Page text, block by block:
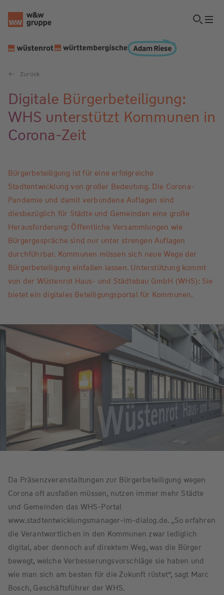
Zurück
Digitale Bürgerbeteiligung:
WHS unterstützt Kommunen in
Corona-Zeit
Bürgerbeteiligung ist für eine erfolgreiche
Stadtentwicklung von großer Bedeutung. Die Corona-
Pandemie und damit verbundene Auflagen sind
diesbezüglich für Städte und Gemeinden eine große
Herausforderung: Öffentliche Versammlungen wie
Bürgergespräche sind nur unter strengen Auflagen
durchführbar. Kommunen müssen sich neue Wege der
Bürgerbeteiligung einfallen lassen. Unterstützung kommt
von der Wüstenrot Haus- und Städtebau GmbH (WHS): Sie
bietet ein digitales Beteiligungsportal für Kommunen.
Da Präsenzveranstaltungen zur Bürgerbeteiligung wegen
Corona oft ausfallen müssen, nutzen immer mehr Städte
und Gemeinden das WHS-Portal
www.stadtentwicklungsmanager-im-dialog.de. „So erfahren
die Verantwortlichen in den Kommunen zwar lediglich
digital, aber dennoch auf direktem Weg, was die Bürger
bewegt, welche Verbesserungsvorschläge sie haben und
wie man sich am besten für die Zukunft rüstet“, sagt Marc
Bosch, Geschäftsführer der WHS.